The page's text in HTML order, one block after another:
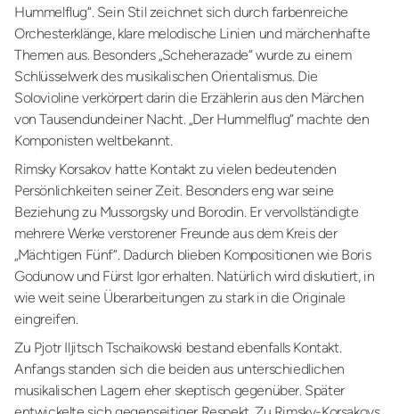
Hummelflug“. Sein Stil zeichnet sich durch farbenreiche
Orchesterklänge, klare melodische Linien und märchenhafte
Themen aus. Besonders „Scheherazade“ wurde zu einem
Schlüsselwerk des musikalischen Orientalismus. Die
Solovioline verkörpert darin die Erzählerin aus den Märchen
von Tausendundeiner Nacht. „Der Hummelflug“ machte den
Komponisten weltbekannt.
Rimsky Korsakov hatte Kontakt zu vielen bedeutenden
Persönlichkeiten seiner Zeit. Besonders eng war seine
Beziehung zu Mussorgsky und Borodin. Er vervollständigte
mehrere Werke verstorener Freunde aus dem Kreis der
„Mächtigen Fünf“. Dadurch blieben Kompositionen wie Boris
Godunow und Fürst Igor erhalten. Natürlich wird diskutiert, in
wie weit seine Überarbeitungen zu stark in die Originale
eingreifen.
Zu Pjotr Iljitsch Tschaikowski bestand ebenfalls Kontakt.
Anfangs standen sich die beiden aus unterschiedlichen
musikalischen Lagern eher skeptisch gegenüber. Später